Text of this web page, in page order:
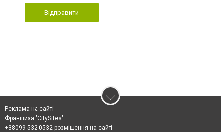
Відправити
Реклама на сайті
Франшиза "CitySites"
+38099 532 0532 розміщення на сайті